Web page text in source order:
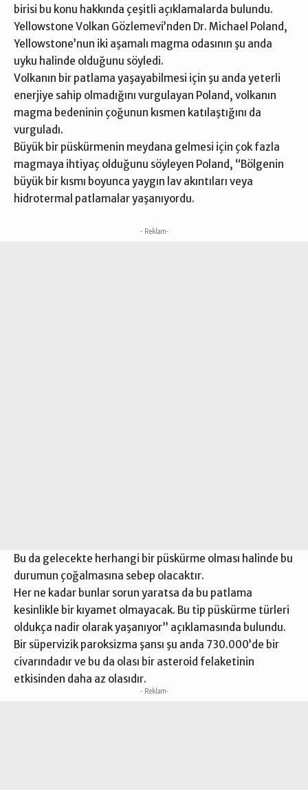
birisi bu konu hakkında çeşitli açıklamalarda bulundu.
Yellowstone Volkan Gözlemevi’nden Dr. Michael Poland,
Yellowstone’nun iki aşamalı magma odasının şu anda
uyku halinde olduğunu söyledi.
Volkanın bir patlama yaşayabilmesi için şu anda yeterli
enerjiye sahip olmadığını vurgulayan Poland, volkanın
magma bedeninin çoğunun kısmen katılaştığını da
vurguladı.
Büyük bir püskürmenin meydana gelmesi için çok fazla
magmaya ihtiyaç olduğunu söyleyen Poland, “Bölgenin
büyük bir kısmı boyunca yaygın lav akıntıları veya
hidrotermal patlamalar yaşanıyordu.
- Reklam-
Bu da gelecekte herhangi bir püskürme olması halinde bu
durumun çoğalmasına sebep olacaktır.
Her ne kadar bunlar sorun yaratsa da bu patlama
kesinlikle bir kıyamet olmayacak. Bu tip püskürme türleri
oldukça nadir olarak yaşanıyor” açıklamasında bulundu.
Bir süpervizik paroksizma şansı şu anda 730.000’de bir
civarındadır ve bu da olası bir asteroid felaketinin
etkisinden daha az olasıdır.
- Reklam-